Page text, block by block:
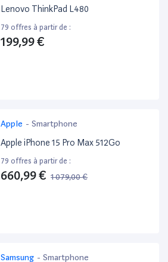
Lenovo ThinkPad L480
79 offres à partir de :
199,99 €
Apple - Smartphone
Apple iPhone 15 Pro Max 512Go
79 offres à partir de :
660,99 € 1 079,00 €
Samsung - Smartphone